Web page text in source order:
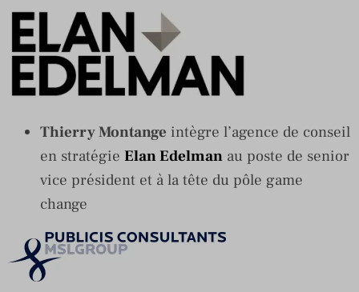
Thierry Montange intègre l’agence de conseil
en stratégie Elan Edelman au poste de senior
vice président et à la tête du pôle game
change